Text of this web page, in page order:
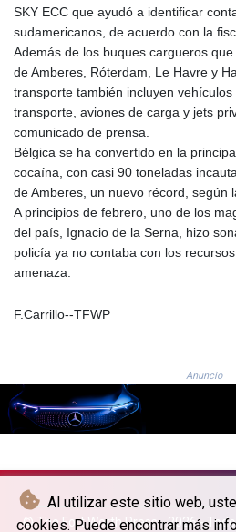
Al utilizar este sitio web,
cookies. Puede encontrar más
SKY ECC que ayudó a identificar
sudamericanos, de acuerdo con la
Además de los buques cargueros
de Amberes, Róterdam, Le Havre y
transporte también incluyen
transporte, aviones de carga y jets
comunicado de prensa.
Bélgica se ha convertido en la
cocaína, con casi 90 toneladas
de Amberes, un nuevo récord, según
A principios de febrero, uno de los
del país, Ignacio de la Serna, hizo
policía ya no contaba con los
amenaza.
F.Carrillo--TFWP
Anuncio
© The Fort Worth Press - 2026 -